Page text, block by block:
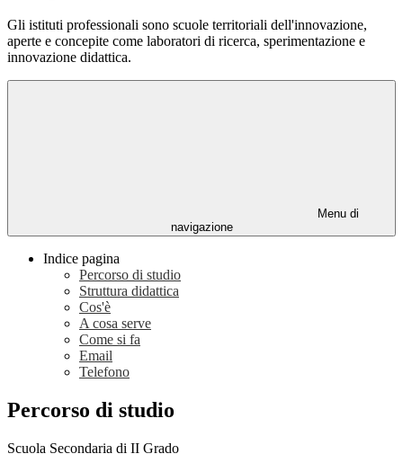
Gli istituti professionali sono scuole territoriali dell'innovazione,
aperte e concepite come laboratori di ricerca, sperimentazione e
innovazione didattica.
Menu di
navigazione
Indice pagina
Percorso di studio
Struttura didattica
Cos'è
A cosa serve
Come si fa
Email
Telefono
Percorso di studio
Scuola Secondaria di II Grado